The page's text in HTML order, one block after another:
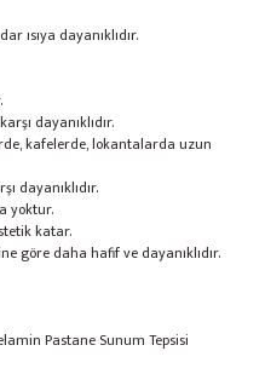
ısıya dayanıklıdır.
dayanıklıdır.
kafelerde, lokantalarda uzun
dayanıklıdır.
yoktur.
katar.
göre daha hafif ve dayanıklıdır.
Pastane Sunum Tepsisi